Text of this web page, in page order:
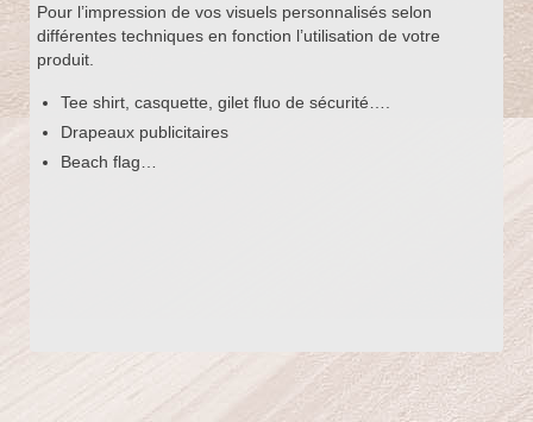
Pour l’impression de vos visuels personnalisés selon
différentes techniques en fonction l’utilisation de votre
produit.
Tee shirt, casquette, gilet fluo de sécurité….
Drapeaux publicitaires
Beach flag…